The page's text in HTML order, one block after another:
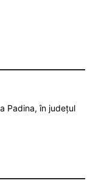
Padina, în județul